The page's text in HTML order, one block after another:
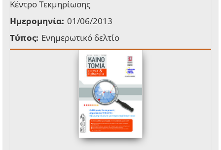
Κέντρο Τεκμηρίωσης
Ημερομηνία: 01/06/2013
Τύπος: Ενημερωτικό δελτίο